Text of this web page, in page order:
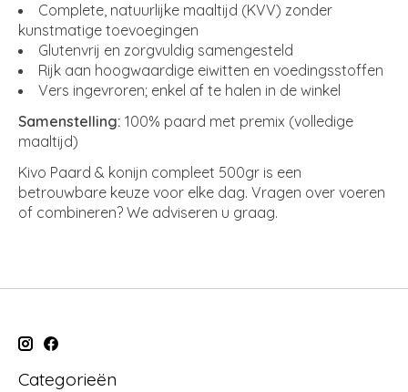
Complete, natuurlijke maaltijd (KVV) zonder
kunstmatige toevoegingen
Glutenvrij en zorgvuldig samengesteld
Rijk aan hoogwaardige eiwitten en voedingsstoffen
Vers ingevroren; enkel af te halen in de winkel
Samenstelling: 100% paard met premix (volledige
maaltijd)
Kivo Paard & konijn compleet 500gr is een
betrouwbare keuze voor elke dag. Vragen over voeren
of combineren? We adviseren u graag.
Categorieën